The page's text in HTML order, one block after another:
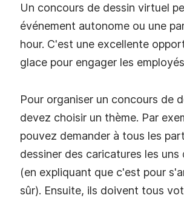
Un concours de dessin virtuel
événement autonome ou une
hour. C'est une excellente
glace pour engager les
Pour organiser un concours de
devez choisir un thème. Par
pouvez demander à tous les
dessiner des caricatures les uns
(en expliquant que c'est pour
sûr). Ensuite, ils doivent tous